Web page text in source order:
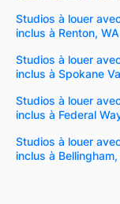
Studios à louer
inclus à Renton, WA
Studios à louer
inclus à Spokane
Studios à louer
inclus à Federal
Studios à louer
inclus à Bellingham,